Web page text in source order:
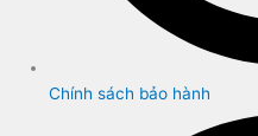
Chính sách bảo hành